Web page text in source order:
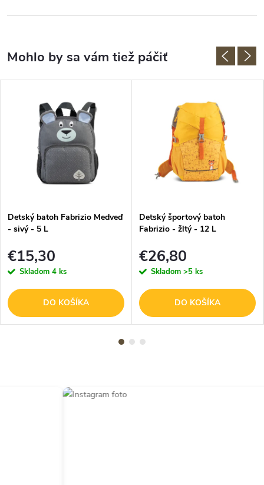
Detský batoh Fabrizio Medveď
- sivý - 5 L
€15,30
Skladom 4 ks
DO KOŠÍKA
Detský športový batoh
Fabrizio - žltý - 12 L
€26,80
Skladom >5 ks
DO KOŠÍKA